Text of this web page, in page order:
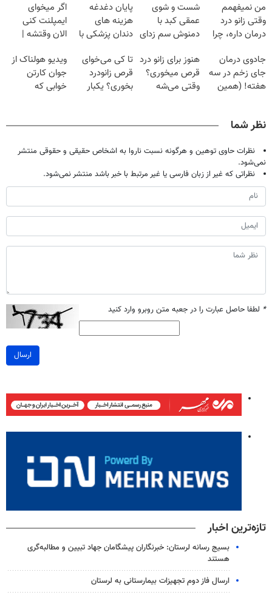
من نمیفهمم
وقتی زانو درد
درمان داره، چرا
تحمل میکنی؟❗
شست و شوی
عمقی کبد با
دمنوش سم زدای
پایان دغدغه
هزینه های
دندان پزشکی با
خانگی
اگر میخوای
ایمپلنت کنی
الان وقتشه |
میلیون تومان!!!
جادوی درمان
جای زخم در سه
هفته! (همین
هنوز برای زانو درد
قرص میخوری؟
وقتی می‌شه
تا کی می‌خوای
قرص زانودرد
بخوری؟ یکبار
ویدیو هولناک از
جوان کارتن
خوابی که
نظر شما
نظرات حاوی توهین و هرگونه نسبت ناروا به اشخاص حقیقی و حقوقی منتشر
نمی‌شود.
نظراتی که غیر از زبان فارسی یا غیر مرتبط با خبر باشد منتشر نمی‌شود.
* لطفا حاصل عبارت را در جعبه متن روبرو وارد کنید
ارسال
تازه‌ترین اخبار
بسیج رسانه لرستان: خبرنگاران پیشگامان جهاد تبیین و مطالبه‌گری
هستند
ارسال فاز دوم تجهیزات بیمارستانی به لرستان